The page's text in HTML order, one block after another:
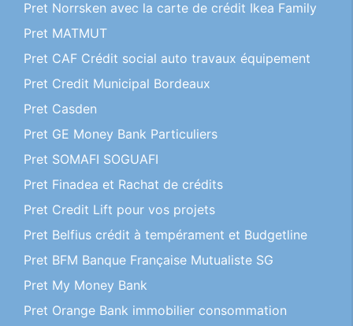
Pret Norrsken avec la carte de crédit Ikea Family
Pret MATMUT
Pret CAF Crédit social auto travaux équipement
Pret Credit Municipal Bordeaux
Pret Casden
Pret GE Money Bank Particuliers
Pret SOMAFI SOGUAFI
Pret Finadea et Rachat de crédits
Pret Credit Lift pour vos projets
Pret Belfius crédit à tempérament et Budgetline
Pret BFM Banque Française Mutualiste SG
Pret My Money Bank
Pret Orange Bank immobilier consommation